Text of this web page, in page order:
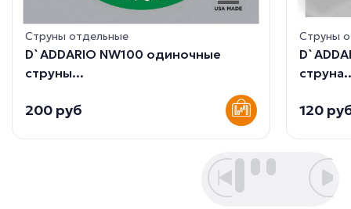
Струны отдельные
D`ADDARIO NW100 одиночные
струны...
200 руб
Струны
120